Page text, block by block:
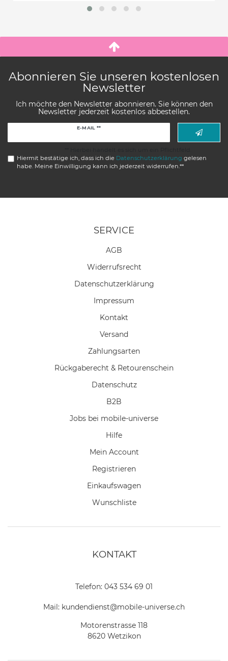
Abonnieren Sie unseren kostenlosen
Newsletter
Ich möchte den Newsletter abonnieren. Sie können den
Newsletter jederzeit kostenlos abbestellen.
E-MAIL **
Hiermit bestätige ich, dass ich die Daten­schutz­erklärung gelesen
habe. Meine Einwilligung kann ich jederzeit widerrufen.**
SERVICE
AGB
Widerrufs­recht
Daten­schutz­erklärung
Impressum
Kontakt
Versand
Zahlungsarten
Rückgaberecht & Retourenschein
Datenschutz
B2B
Jobs bei mobile-universe
Hilfe
Mein Account
Registrieren
Einkaufswagen
Wunschliste
KONTAKT
Telefon: 043 534 69 01
Mail: kundendienst@mobile-universe.ch
Motorenstrasse 118
8620 Wetzikon